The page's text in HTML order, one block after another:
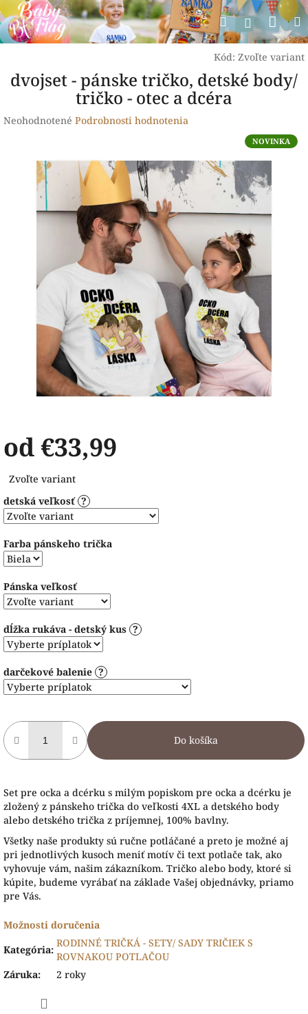
Prejsť
na
obsah
Hľadať
Kód: Zvoľte variant
dvojset - pánske tričko, detské body/
tričko - otec a dcéra
Priemerné
hviezdičiek.
Neohodnotené Podrobnosti hodnotenia
NOVINKA
od €33,99
cena:
Zvoľte variant
detská veľkosť ?
Farba pánskeho trička
Pánska veľkosť
dĺžka rukáva - detský kus ?
darčekové balenie ?
Do košíka
Set pre ocka a dcérku s milým popiskom pre ocka a dcérku je
zložený z pánskeho trička do veľkosti 4XL a detského body
alebo detského trička z príjemnej, 100% bavlny.
Všetky naše produkty sú ručne potláčané a preto je možné aj
pri jednotlivých kusoch meniť motív či text potlače tak, ako
vyhovuje vám, našim zákazníkom. Tričko alebo body, ktoré si
kúpite, budeme vyrábať na základe Vašej objednávky, priamo
pre Vás.
Možnosti doručenia
Kategória:
RODINNÉ TRIČKÁ - SETY/ SADY TRIČIEK S
ROVNAKOU POTLAČOU
Záruka: 2 roky